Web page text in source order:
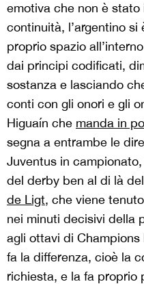
emotiva che non è
continuità, l’argentino si
proprio spazio
dai principi codificati,
sostanza e lasciando
conti con gli onori e gli
Higuaín che manda in
segna a entrambe le
Juventus in
del derby ben al di là
de Ligt, che viene
nei minuti decisivi della
agli ottavi di
fa la differenza, cioè la
richiesta, e la fa proprio